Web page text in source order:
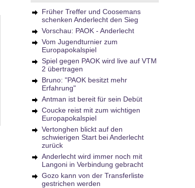
Früher Treffer und Coosemans
schenken Anderlecht den Sieg
Vorschau: PAOK - Anderlecht
Vom Jugendturnier zum
Europapokalspiel
Spiel gegen PAOK wird live auf VTM
2 übertragen
Bruno: "PAOK besitzt mehr
Erfahrung"
Antman ist bereit für sein Debüt
Coucke reist mit zum wichtigen
Europapokalspiel
Vertonghen blickt auf den
schwierigen Start bei Anderlecht
zurück
Anderlecht wird immer noch mit
Langoni in Verbindung gebracht
Gozo kann von der Transferliste
gestrichen werden